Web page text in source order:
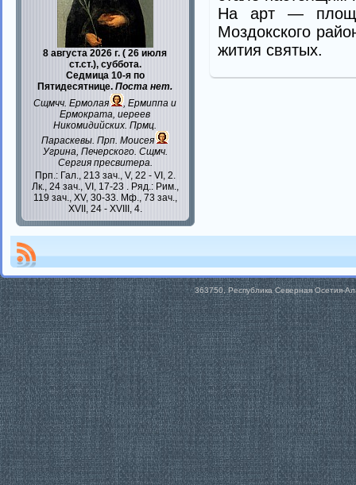
8 августа 2026 г. ( 26 июля
ст.ст.), суббота.
Седмица 10-я по
Пятидесятнице.Поста нет.
Сщмчч.Ермолая ,Ермиппа и
Ермократа, иереев
Никомидийских. Прмц.
Параскевы. Прп.Моисея
Угрина, Печерского. Сщмч.
Сергия пресвитера.
Прп.: Гал., 213 зач., V, 22 - VI, 2.
Лк., 24 зач., VI, 17-23 . Ряд.: Рим.,
119 зач., XV, 30-33. Мф., 73 зач.,
XVII, 24 - XVIII, 4.
На арт —
Моздокского
жития святых.
363750, Республика Северная Осетия-